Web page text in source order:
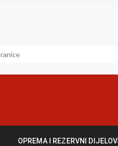
OPREMA I REZERVNI DIJELOVI